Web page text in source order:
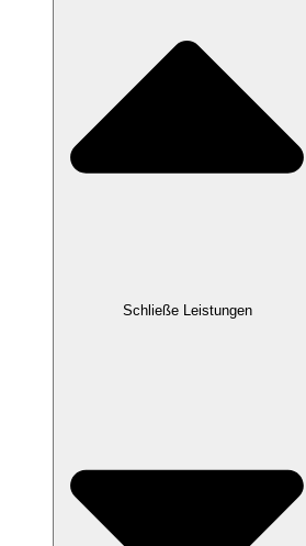
Schließe Leistungen